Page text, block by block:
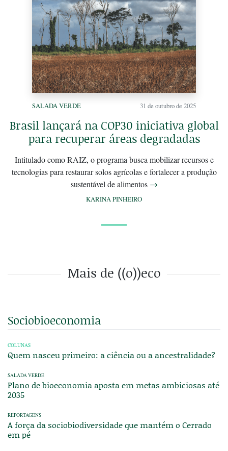
SALADA VERDE 31 de outubro de 2025
Brasil lançará na COP30 iniciativa global
para recuperar áreas degradadas
Intitulado como RAIZ, o programa busca mobilizar recursos e
tecnologias para restaurar solos agrícolas e fortalecer a produção
sustentável de alimentos →
KARINA PINHEIRO
Mais de ((o))eco
Sociobioeconomia
COLUNAS
Quem nasceu primeiro: a ciência ou a ancestralidade?
SALADA VERDE
Plano de bioeconomia aposta em metas ambiciosas até
2035
REPORTAGENS
A força da sociobiodiversidade que mantém o Cerrado
em pé